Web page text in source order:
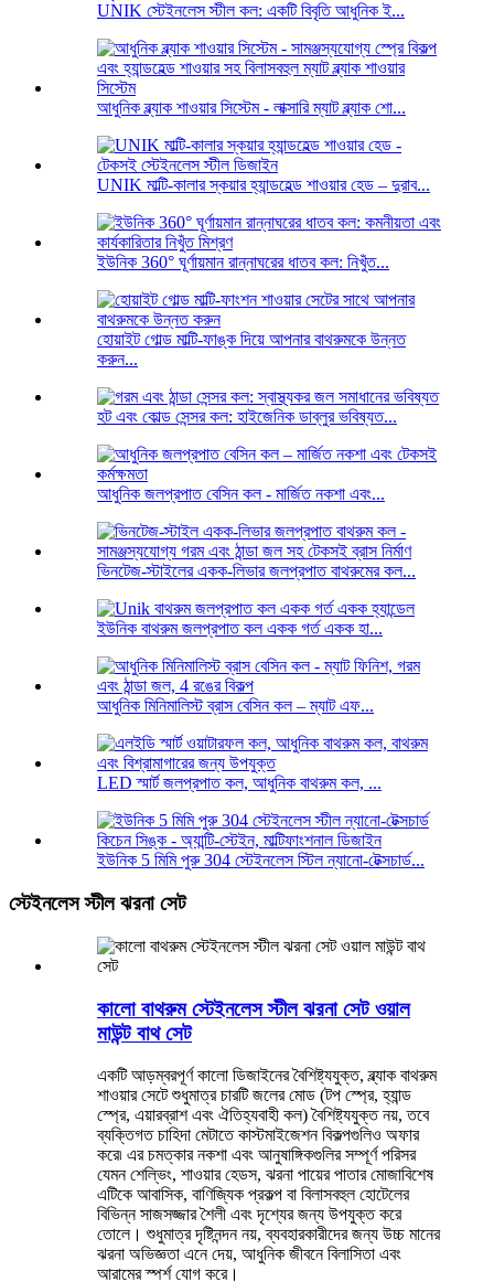
UNIK স্টেইনলেস স্টীল কল: একটি বিবৃতি আধুনিক ই...
আধুনিক ব্ল্যাক শাওয়ার সিস্টেম - লাক্সারি ম্যাট ব্ল্যাক শো...
UNIK মাল্টি-কালার স্কয়ার হ্যান্ডহেল্ড শাওয়ার হেড – দুরাব...
ইউনিক 360° ঘূর্ণায়মান রান্নাঘরের ধাতব কল: নিখুঁত...
হোয়াইট গোল্ড মাল্টি-ফাঙ্ক দিয়ে আপনার বাথরুমকে উন্নত
করুন...
হট এবং কোল্ড সেন্সর কল: হাইজেনিক ডাব্লুর ভবিষ্যত...
আধুনিক জলপ্রপাত বেসিন কল - মার্জিত নকশা এবং...
ভিনটেজ-স্টাইলের একক-লিভার জলপ্রপাত বাথরুমের কল...
ইউনিক বাথরুম জলপ্রপাত কল একক গর্ত একক হা...
আধুনিক মিনিমালিস্ট ব্রাস বেসিন কল – ম্যাট এফ...
LED স্মার্ট জলপ্রপাত কল, আধুনিক বাথরুম কল, ...
ইউনিক 5 মিমি পুরু 304 স্টেইনলেস স্টিল ন্যানো-টেক্সচার্ড...
স্টেইনলেস স্টীল ঝরনা সেট
কালো বাথরুম স্টেইনলেস স্টীল ঝরনা সেট ওয়াল
মাউন্ট বাথ সেট
একটি আড়ম্বরপূর্ণ কালো ডিজাইনের বৈশিষ্ট্যযুক্ত, ব্ল্যাক বাথরুম
শাওয়ার সেটে শুধুমাত্র চারটি জলের মোড (টপ স্প্রে, হ্যান্ড
স্প্রে, এয়ারব্রাশ এবং ঐতিহ্যবাহী কল) বৈশিষ্ট্যযুক্ত নয়, তবে
ব্যক্তিগত চাহিদা মেটাতে কাস্টমাইজেশন বিকল্পগুলিও অফার
করে৷ এর চমত্কার নকশা এবং আনুষাঙ্গিকগুলির সম্পূর্ণ পরিসর
যেমন শেল্ভিং, শাওয়ার হেডস, ঝরনা পায়ের পাতার মোজাবিশেষ
এটিকে আবাসিক, বাণিজ্যিক প্রকল্প বা বিলাসবহুল হোটেলের
বিভিন্ন সাজসজ্জার শৈলী এবং দৃশ্যের জন্য উপযুক্ত করে
তোলে। শুধুমাত্র দৃষ্টিনন্দন নয়, ব্যবহারকারীদের জন্য উচ্চ মানের
ঝরনা অভিজ্ঞতা এনে দেয়, আধুনিক জীবনে বিলাসিতা এবং
আরামের স্পর্শ যোগ করে।